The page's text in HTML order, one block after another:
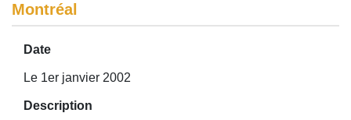
Montréal
Date
Le 1er janvier 2002
Description